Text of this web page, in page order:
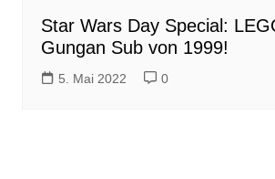
Star Wars Day Special:
Gungan Sub von 1999!
5. Mai 2022 0